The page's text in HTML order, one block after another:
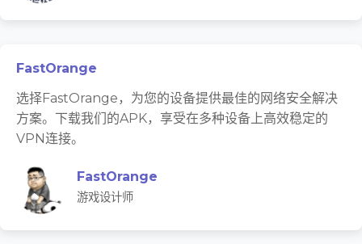
FastOrange
选择FastOrange，为您的设备提供最佳的网络安全解决
方案。下载我们的APK，享受在多种设备上高效稳定的
VPN连接。
FastOrange
游戏设计师